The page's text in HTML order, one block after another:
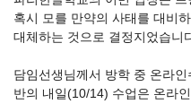
혹시 모를 만약의 사태를 대비
대체하는 것으로 결정지었습니
담임선생님께서 방학 중 온라
반의 내일(10/14) 수업은 온라